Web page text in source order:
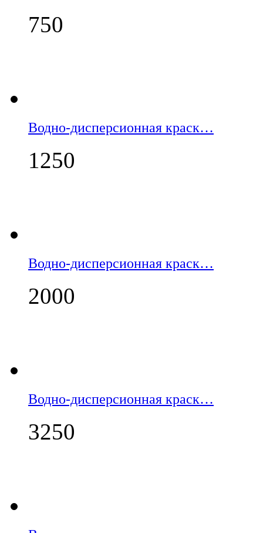
750
Водно-дисперсионная краск…
1250
Водно-дисперсионная краск…
2000
Водно-дисперсионная краск…
3250